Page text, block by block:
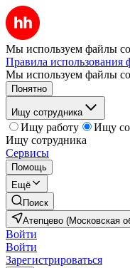
Мы используем файлы
Правила использования
Мы используем файлы
Понятно
Ищу сотрудника
Ищу работу
Ищу
Ищу сотрудника
Сервисы
Помощь
Ещё
Поиск
Атепцево (Московская
Войти
Войти
Зарегистрироваться